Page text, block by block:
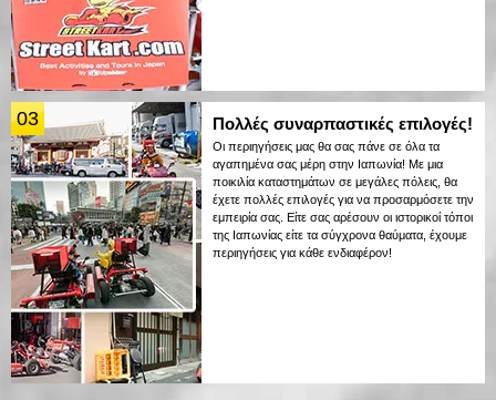
03 Πολλές συναρπαστικές επιλογές!
Οι περιηγήσεις μας θα σας πάνε σε όλα τα
αγαπημένα σας μέρη στην Ιαπωνία! Με μια
ποικιλία καταστημάτων σε μεγάλες πόλεις, θα
έχετε πολλές επιλογές για να προσαρμόσετε την
εμπειρία σας. Είτε σας αρέσουν οι ιστορικοί τόποι
της Ιαπωνίας είτε τα σύγχρονα θαύματα, έχουμε
περιηγήσεις για κάθε ενδιαφέρον!